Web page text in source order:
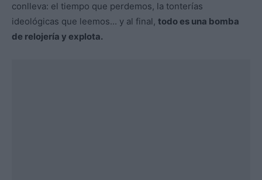
conlleva: el tiempo que perdemos, la tonterías
ideológicas que leemos... y al final, todo es una bomba
de relojería y explota.